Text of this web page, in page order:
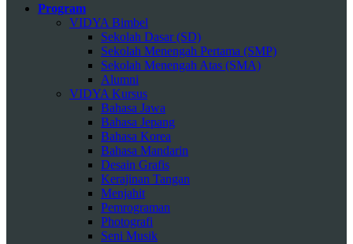
Program
VIDYA Bimbel
Sekolah Dasar (SD)
Sekolah Menengah Pertama (SMP)
Sekolah Menengah Atas (SMA)
Alumni
VIDYA Kursus
Bahasa Jawa
Bahasa Jepang
Bahasa Korea
Bahasa Mandarin
Desain Grafis
Kerajinan Tangan
Menjahit
Pemrograman
Photografi
Seni Musik